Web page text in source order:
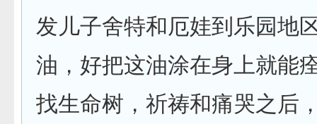
发儿子舍特和厄娃到乐园地
油，好把这油涂在身上就能
找生命树，祈祷和痛哭之后